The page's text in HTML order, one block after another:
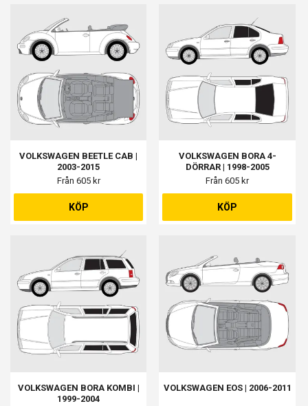
VOLKSWAGEN BEETLE CAB |
2003-2015
Från 605 kr
KÖP
VOLKSWAGEN BORA 4-
DÖRRAR | 1998-2005
Från 605 kr
KÖP
VOLKSWAGEN BORA KOMBI |
1999-2004
VOLKSWAGEN EOS | 2006-2011